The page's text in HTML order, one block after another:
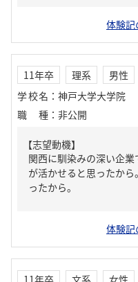
体験記
11年卒 理系
男性
学校名 ： 神戸大学大学院
職種 ： 非公開
【志望動機】
関西に馴染みの深い企
が活かせると思ったか
ったから。
体験記
11年卒 文系
女性